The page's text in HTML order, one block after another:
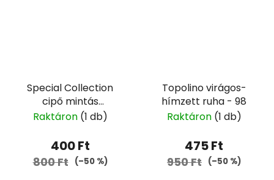
Special Collection
cipő mintás
hagymaruha - 104/110
Raktáron (1 db)
400 Ft
800 Ft (–50 %)
Topolino virágos-
hímzett ruha - 98
Raktáron (1 db)
475 Ft
950 Ft (–50 %)